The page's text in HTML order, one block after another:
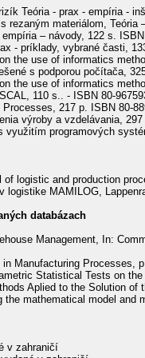
Teória - prax - empíria -
rezaným materiálom,
– návody, 122 s.
- príklady, vybrané časti,
the use of informatics
s podporou počítača,
the use of informatics
110 s.. - ISBN 80-
217 p. ISBN 80-
výroby a vzdelávania,
využitím programových
logistic and production
logistike MAMILOG,
databázach
Management, In:
Manufacturing Processes,
Statistical Tests on
Aplied to the Solution
mathematical model and
v zahraničí